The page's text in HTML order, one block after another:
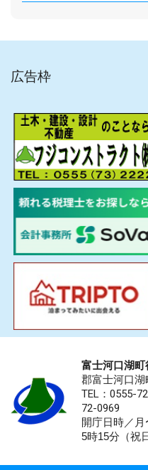
広告枠
富士河口湖町
郡富士河口
TEL：0555-
72-0969
開庁日時／
5時15分（祝